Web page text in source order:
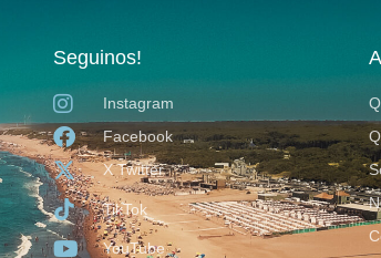
Seguinos!
Instagram
Facebook
X Twitter
TikTok
YouTube